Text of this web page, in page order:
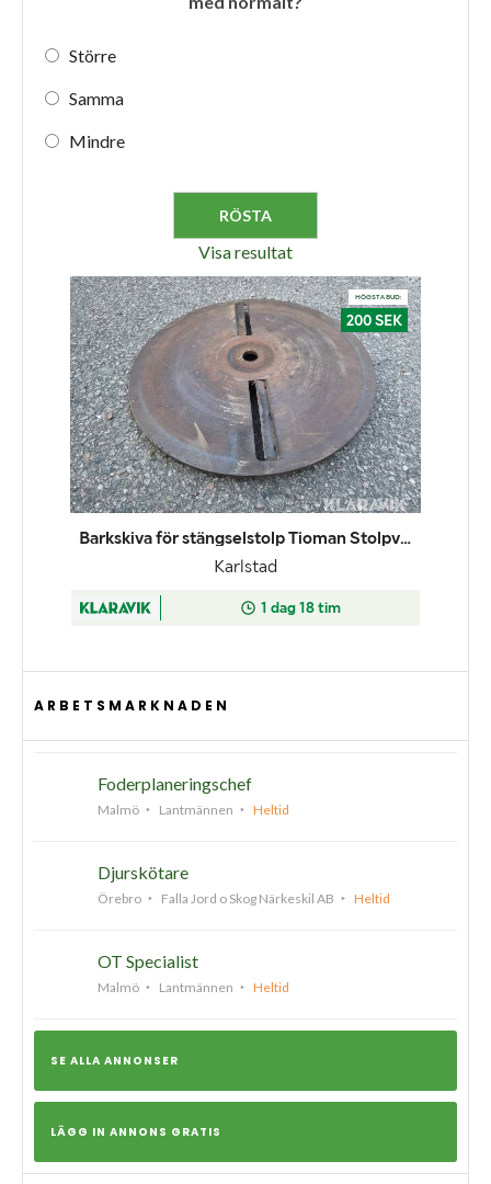
Större
Samma
Mindre
Visa resultat
ARBETSMARKNADEN
Foderplaneringschef
Malmö Lantmännen Heltid
Djurskötare
Örebro Falla Jord o Skog Närkeskil AB Heltid
OT Specialist
Malmö Lantmännen Heltid
SE ALLA ANNONSER
LÄGG IN ANNONS GRATIS